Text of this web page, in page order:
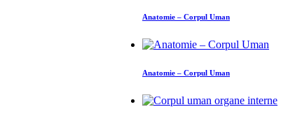
Anatomie – Corpul Uman
Anatomie – Corpul Uman